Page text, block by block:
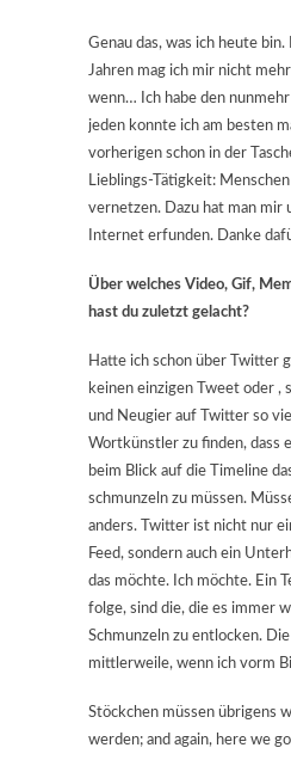
Genau das, was ich heute
Jahren mag ich mir nicht
wenn… Ich habe den
jeden konnte ich am besten
vorherigen schon in der
Lieblings-Tätigkeit:
vernetzen. Dazu hat man mir
Internet erfunden. Danke
Über welches Video, Gif,
hast du zuletzt gelacht?
Hatte ich schon über Twitter
keinen einzigen Tweet oder ,
und Neugier auf Twitter so
Wortkünstler zu finden, dass
beim Blick auf die Timeline
schmunzeln zu müssen.
anders. Twitter ist nicht nur
Feed, sondern auch ein
das möchte. Ich möchte. Ein
folge, sind die, die es immer
Schmunzeln zu entlocken.
mittlerweile, wenn ich vorm
Stöckchen müssen übrigens
werden; and again, here we